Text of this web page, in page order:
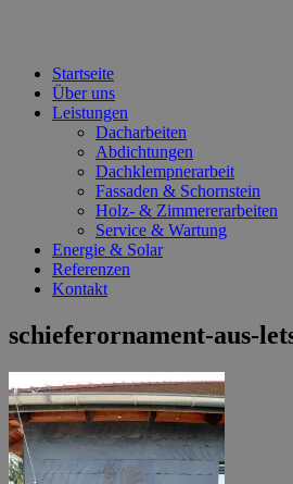
Startseite
Über uns
Leistungen
Dacharbeiten
Abdichtungen
Dachklempnerarbeit
Fassaden & Schornstein
Holz- & Zimmererarbeiten
Service & Wartung
Energie & Solar
Referenzen
Kontakt
schieferornament-aus-